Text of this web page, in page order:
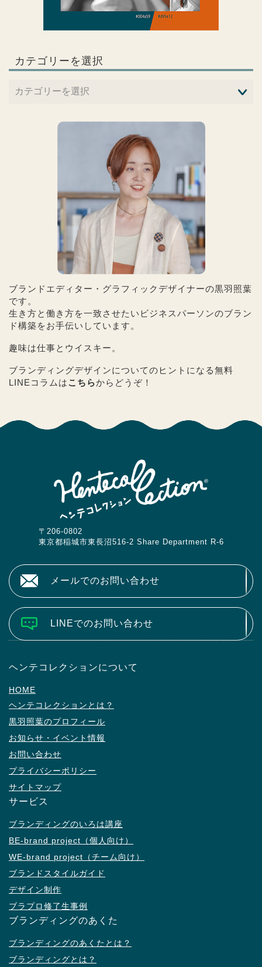
カテゴリーを選択
ブランドエディター・グラフィックデザイナーの黒羽照葉
です。
生き方と働き方を一致させたいビジネスパーソンのブラン
ド構築をお手伝いしています。
趣味は仕事とウイスキー。
ブランディングデザインについてのヒントになる無料
LINEコラムはこちらからどうぞ！
〒206-0802
東京都稲城市東長沼516-2 Share Department R-6
メールでのお問い合わせ
LINEでのお問い合わせ
ヘンテコレクションについて
HOME
ヘンテコレクションとは？
黒羽照葉のプロフィール
お知らせ・イベント情報
お問い合わせ
プライバシーポリシー
サイトマップ
サービス
ブランディングのいろは講座
BE-brand project（個人向け）
WE-brand project（チーム向け）
ブランドスタイルガイド
デザイン制作
ブラプロ修了生事例
ブランディングのあくた
ブランディングのあくたとは？
ブランディングとは？